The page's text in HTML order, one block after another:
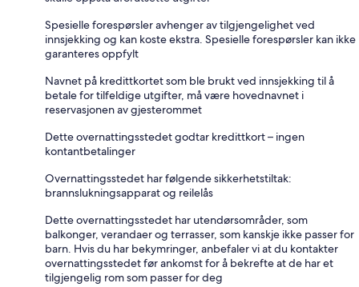
Spesielle forespørsler avhenger av tilgjengelighet ved
innsjekking og kan koste ekstra. Spesielle forespørsler kan ikke
garanteres oppfylt
Navnet på kredittkortet som ble brukt ved innsjekking til å
betale for tilfeldige utgifter, må være hovednavnet i
reservasjonen av gjesterommet
Dette overnattingsstedet godtar kredittkort – ingen
kontantbetalinger
Overnattingsstedet har følgende sikkerhetstiltak:
brannslukningsapparat og reilelås
Dette overnattingsstedet har utendørsområder, som
balkonger, verandaer og terrasser, som kanskje ikke passer for
barn. Hvis du har bekymringer, anbefaler vi at du kontakter
overnattingsstedet før ankomst for å bekrefte at de har et
tilgjengelig rom som passer for deg